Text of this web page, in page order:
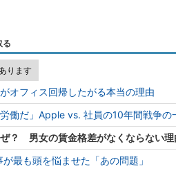
る
ります
オフィス回帰したがる本当の理由
労働だ」Apple vs. 社員の10年間戦争の
？ 男女の賃金格差がなくならない理
最も頭を悩ませた「あの問題」